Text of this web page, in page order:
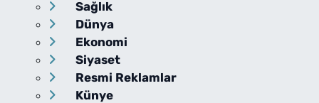
Sağlık
Dünya
Ekonomi
Siyaset
Resmi Reklamlar
Künye